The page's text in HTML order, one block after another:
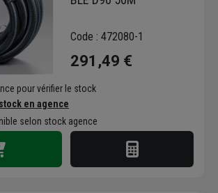
Code : 472080-1
291,49 €
pour vérifier le stock
en agence
selon stock agence